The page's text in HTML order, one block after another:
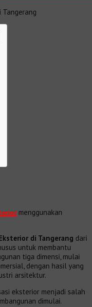
Tangerang
menggunakan
di Tangerang dari
untuk membantu
tiga dimensi, mulai
dengan hasil yang
arsitektur.
eksterior menjadi salah
dimulai.